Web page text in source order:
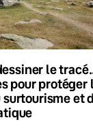
le
pour protéger
surtourisme et